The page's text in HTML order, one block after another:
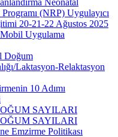
(NRP) Uygulayıcı
20-21-22 Ağustos 2025
Uygulama
Doğum
Laktasyon-Relaktasyon
10 Adımı
SAYILARI
SAYILARI
Emzirme Politikası